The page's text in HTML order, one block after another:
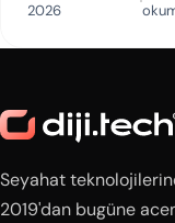
2026
Seyahat
2019'dan bugüne